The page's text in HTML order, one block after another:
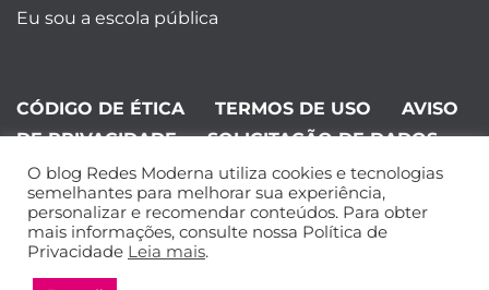
Eu sou a escola pública
CÓDIGO DE ÉTICA TERMOS DE USO
AVISO
DE PRIVACIDADE
SOLICITAÇÃO DE DADOS
©Editora Moderna 2024. Todos os
direitos reservados.
O blog Redes Moderna utiliza cookies e tecnologias
semelhantes para melhorar sua experiência,
personalizar e recomendar conteúdos. Para obter
mais informações, consulte nossa Política de
Privacidade Leia mais.